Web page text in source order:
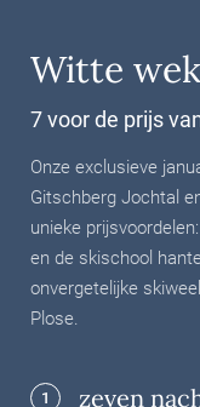
Witte
7 voor de prijs
Onze exclusieve
Gitschberg Jochtal
unieke
en de skischool
onvergetelijke
Plose.
1 zeven